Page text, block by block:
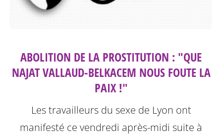
ABOLITION DE LA PROSTITUTION : "QUE
NAJAT VALLAUD-BELKACEM NOUS FOUTE LA
PAIX !"
Les travailleurs du sexe de Lyon ont
manifesté ce vendredi après-midi suite à